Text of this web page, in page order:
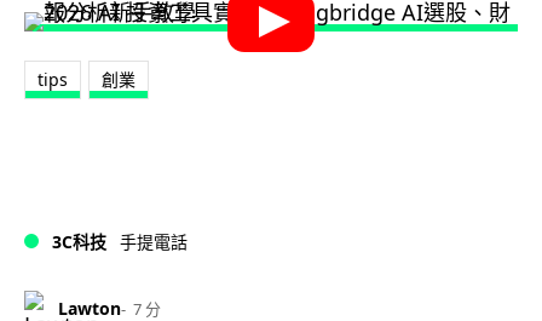
tips 創業
3C科技 手提電話
Lawton 7 分